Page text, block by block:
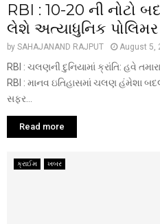
RBI : ₹10-20 ની નોટો
લેશે અત્યાધુનિક પોલિમર
by SAHAJANAND RAJPUT August 5,
RBI : ચલણની દુનિયામાં ક્રાંતિ: હવે
RBI : માનવ ઇતિહાસમાં ચલણ હંમેશા
સફર...
Read more
ક્રાઈમ ખબર